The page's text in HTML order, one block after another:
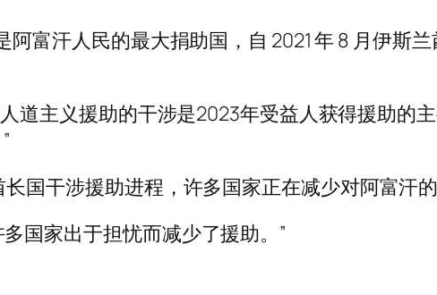
富汗人民的最大捐助国，自 2021 年 8 月伊斯
道主义援助的干涉是2023年受益人获得援助的
国干涉援助进程，许多国家正在减少对阿富汗的
国家出于担忧而减少了援助。”